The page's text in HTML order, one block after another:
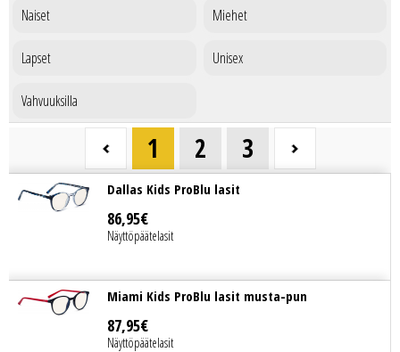
Naiset Miehet
Lapset Unisex
Vahvuuksilla
1 2 3
Dallas Kids ProBlu lasit
86,95€
Näyttöpäätelasit
Miami Kids ProBlu lasit musta-pun
87,95€
Näyttöpäätelasit